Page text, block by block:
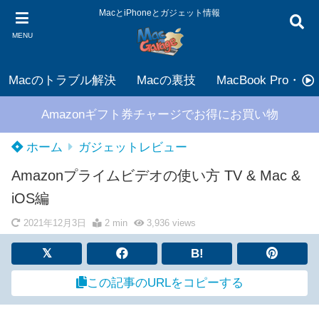
MENU
MacとiPhoneとガジェット情報
Macのトラブル解決 Macの裏技 MacBook Pro・Air
Amazonギフト券チャージでお得にお買い物
ホーム ガジェットレビュー
Amazonプライムビデオの使い方 TV & Mac &
iOS編
2021年12月3日 2 min 3,936views
B!
この記事のURLをコピーする